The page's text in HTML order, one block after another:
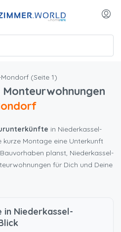
Mondorf (Seite 1)
in Niederkassel-
Montage eine Unterkunft
planst, Niederkassel-
für Dich und Deine
Niederkassel-